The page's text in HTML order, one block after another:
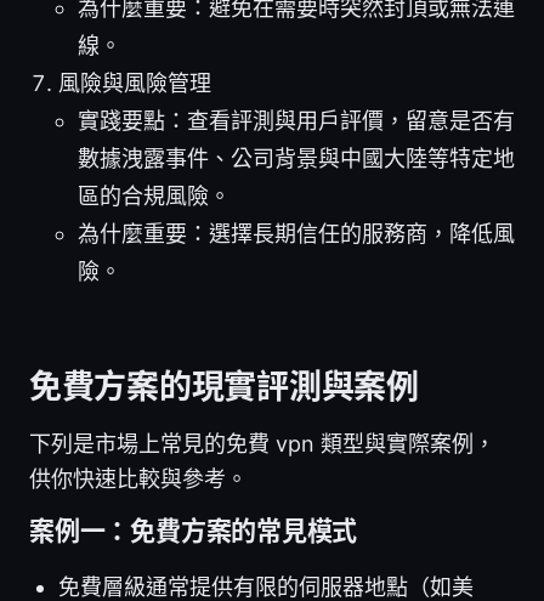
為什麼重要：避免在需要時突然封頂或無法連
線。
風險與風險管理
實踐要點：查看評測與用戶評價，留意是否有
數據洩露事件、公司背景與中國大陸等特定地
區的合規風險。
為什麼重要：選擇長期信任的服務商，降低風
險。
免費方案的現實評測與案例
下列是市場上常見的免費 vpn 類型與實際案例，
供你快速比較與參考。
案例一：免費方案的常見模式
免費層級通常提供有限的伺服器地點（如美